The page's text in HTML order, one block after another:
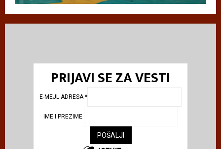
PRIJAVI SE ZA VESTI
E-MEJL ADRESA *
IME I PREZIME